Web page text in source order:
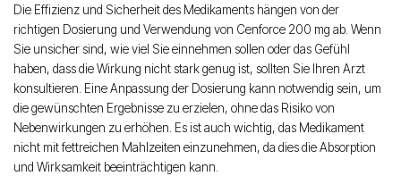
Die Effizienz und Sicherheit des Medikaments hängen von der
richtigen Dosierung und Verwendung von Cenforce 200 mg ab. Wenn
Sie unsicher sind, wie viel Sie einnehmen sollen oder das Gefühl
haben, dass die Wirkung nicht stark genug ist, sollten Sie Ihren Arzt
konsultieren. Eine Anpassung der Dosierung kann notwendig sein, um
die gewünschten Ergebnisse zu erzielen, ohne das Risiko von
Nebenwirkungen zu erhöhen. Es ist auch wichtig, das Medikament
nicht mit fettreichen Mahlzeiten einzunehmen, da dies die Absorption
und Wirksamkeit beeinträchtigen kann.